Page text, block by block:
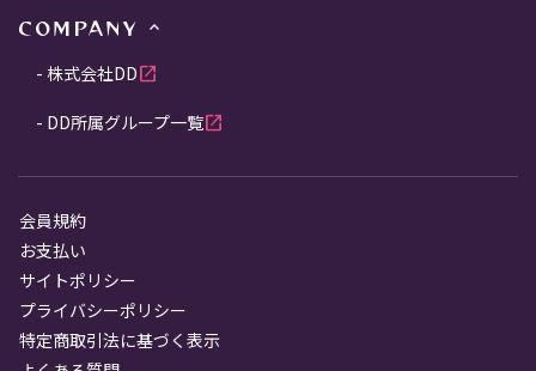
COMPANY
株式会社DDopen_in_new
DD所属グループ一覧open_in_new
会員規約
お支払い
サイトポリシー
プライバシーポリシー
特定商取引法に基づく表示